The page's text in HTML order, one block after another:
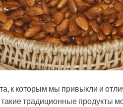
к которым мы привыкли и
традиционные продукты